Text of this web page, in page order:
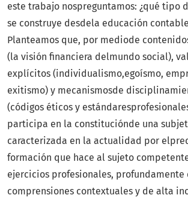
este trabajo nospreguntamos: ¿qué tipo
se construye desdela educación
Planteamos que, por mediode
(la visión financiera delmundo social),
explícitos (individualismo,egoísmo,
exitismo) y mecanismosde
(códigos éticos y
participa en la constituciónde una
caracterizada en la actualidad por
formación que hace al sujeto
ejercicios profesionales, profundamente
comprensiones contextuales y de alta